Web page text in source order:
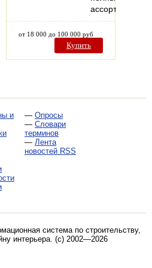
ассортимент…
от 18 000 до 100 000 руб
Купить
и
— Опросы
— Словари
терминов
— Лента
новостей RSS
система по строительству,
интерьера. (c) 2002—2026